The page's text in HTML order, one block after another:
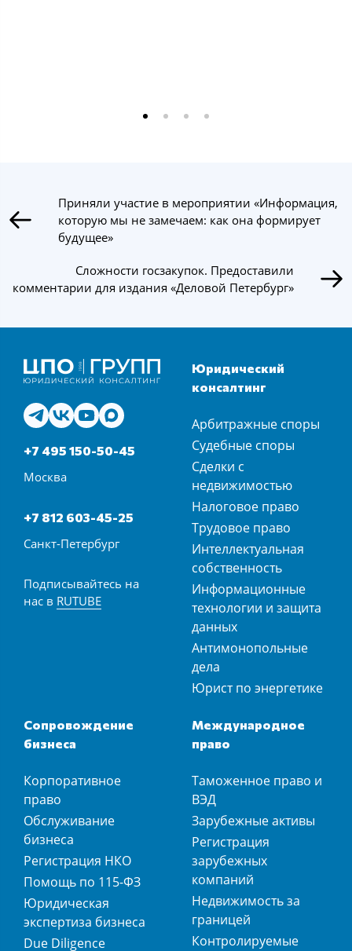
Приняли участие в мероприятии «Информация,
которую мы не замечаем: как она формирует
будущее»
Сложности госзакупок. Предоставили
комментарии для издания «Деловой Петербург»
+7 495 150-50-45
Москва
+7 812 603-45-25
Санкт-Петербург
Подписывайтесь на
нас в RUTUBE
Юридический
консалтинг
Арбитражные споры
Судебные споры
Сделки с
недвижимостью
Налоговое право
Трудовое право
Интеллектуальная
собственность
Информационные
технологии и защита
данных
Антимонопольные
дела
Юрист по энергетике
Сопровождение
бизнеса
Корпоративное
право
Обслуживание
бизнеса
Регистрация НКО
Помощь по 115-ФЗ
Юридическая
экспертиза бизнеса
Due Diligence
Международное
право
Таможенное право и
ВЭД
Зарубежные активы
Регистрация
зарубежных
компаний
Недвижимость за
границей
Контролируемые